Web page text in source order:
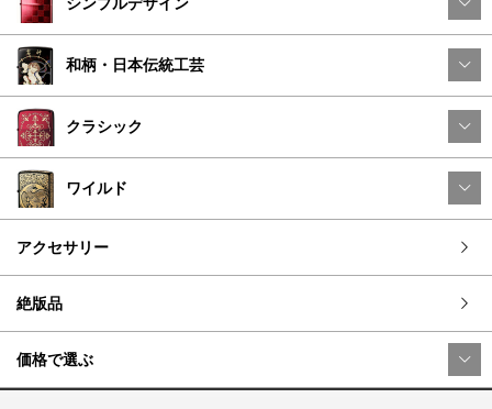
シンプルデザイン
和柄・日本伝統工芸
クラシック
ワイルド
アクセサリー
絶版品
価格で選ぶ